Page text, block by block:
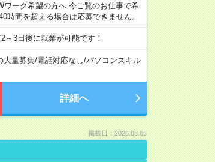
ーク希望の方へ 今ご覧のお仕事で希
間を超える場合は応募できません。
3日後に就業が可能です！
大量募集/電話対応なし/パソコンスキル
詳細へ
掲載日：2026.08.05